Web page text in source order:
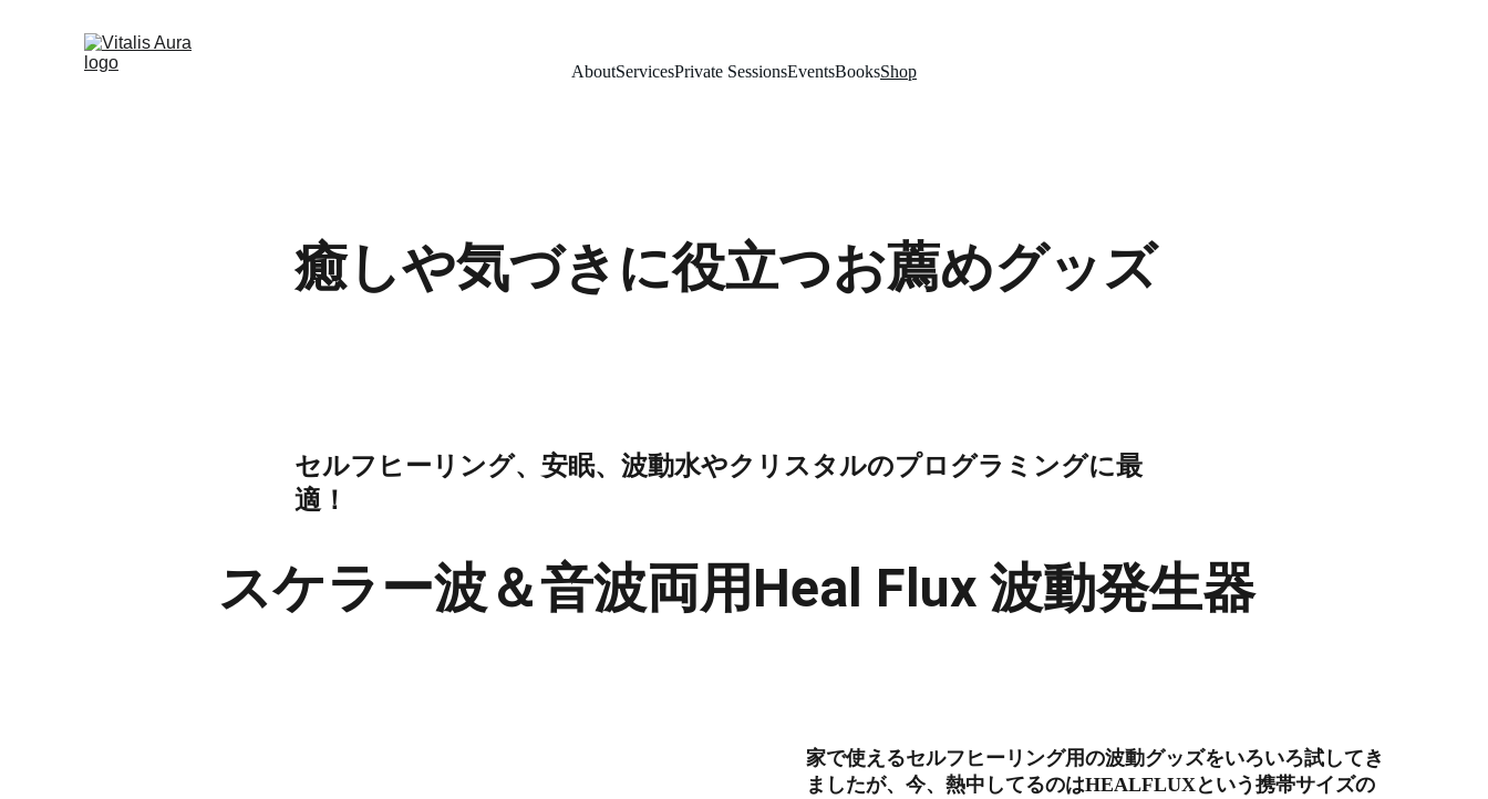
AboutServicesPrivate SessionsEventsBooksShop
癒しや気づきに役立つお薦めグッズ
家で使えるセルフヒーリング用の波動グッズをいろいろ試してき
ましたが、今、熱中してるのはHEALFLUXという携帯サイズの
スケラー波＆音波両用Heal Flux 波動発生器
セルフヒーリング、安眠、波動水やクリスタルのプログラミングに最
適！